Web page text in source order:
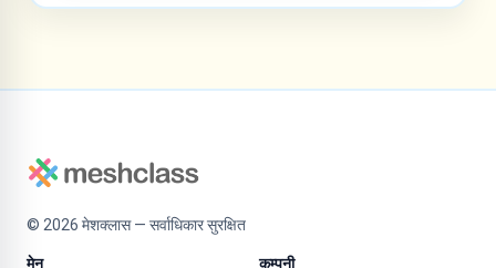
© 2026 मेशक्लास — सर्वाधिकार सुरक्षित
मेनु कम्पनी